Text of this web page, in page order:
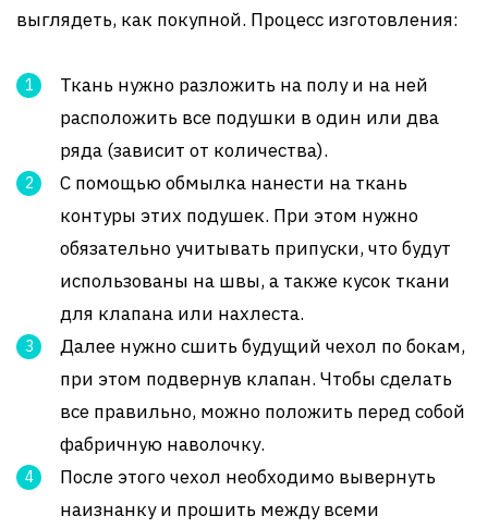
выглядеть, как покупной. Процесс изготовления:
Ткань нужно разложить на полу и на ней
расположить все подушки в один или два
ряда (зависит от количества).
С помощью обмылка нанести на ткань
контуры этих подушек. При этом нужно
обязательно учитывать припуски, что будут
использованы на швы, а также кусок ткани
для клапана или нахлеста.
Далее нужно сшить будущий чехол по бокам,
при этом подвернув клапан. Чтобы сделать
все правильно, можно положить перед собой
фабричную наволочку.
После этого чехол необходимо вывернуть
наизнанку и прошить между всеми